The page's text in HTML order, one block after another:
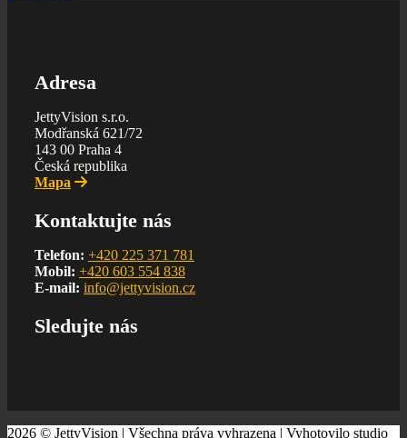
Adresa
JettyVision s.r.o.
Modřanská 621/72
143 00 Praha 4
Česká republika
Mapa
Kontaktujte nás
Telefon: +420 225 371 781
Mobil: +420 603 554 838
E-mail: info@jettyvision.cz
Sledujte nás
2026 © JettyVision | Všechna práva vyhrazena | Vyhotovilo studio